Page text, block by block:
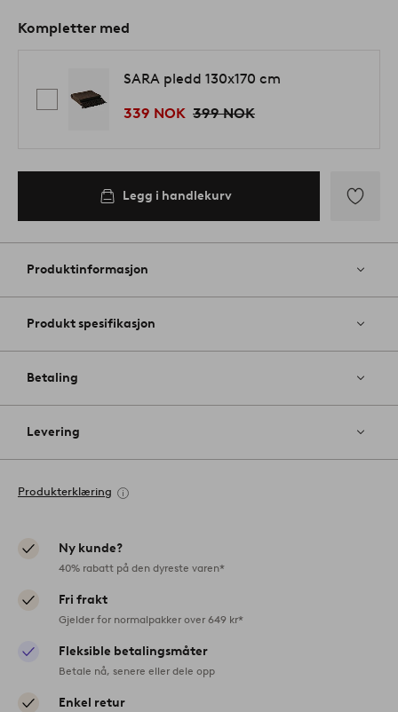
Kompletter med
SARA pledd 130x170 cm
339 NOK 399 NOK
Legg i handlekurv
til
Produktinformasjon
Produkt spesifikasjon
Betaling
Levering
Produkterklæring
Ny kunde?
40% rabatt på den dyreste varen*
Fri frakt
Gjelder for normalpakker over 649 kr*
Fleksible betalingsmåter
Betale nå, senere eller dele opp
Enkel retur